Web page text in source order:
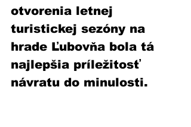
otvorenia letnej
turistickej sezóny na
hrade Ľubovňa bola tá
najlepšia príležitosť
návratu do minulosti.